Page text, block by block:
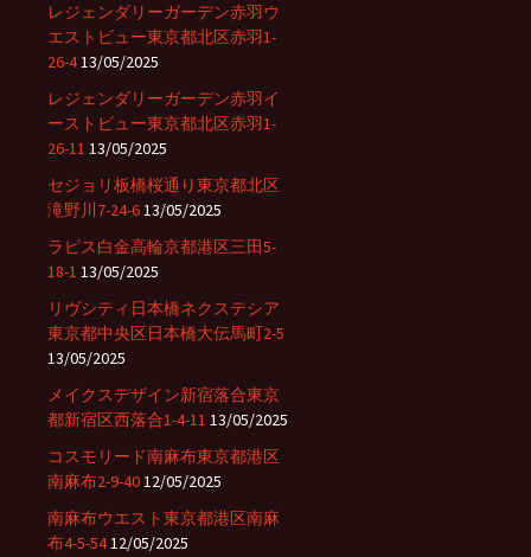
レジェンダリーガーデン赤羽ウ
エストビュー東京都北区赤羽1-
26-413/05/2025
レジェンダリーガーデン赤羽イ
ーストビュー東京都北区赤羽1-
26-11 13/05/2025
セジョリ板橋桜通り東京都北区
滝野川7-24-613/05/2025
ラピス白金高輪京都港区三田5-
18-1 13/05/2025
リヴシティ日本橋ネクステシア
東京都中央区日本橋大伝馬町2-5
13/05/2025
メイクスデザイン新宿落合東京
都新宿区西落合1-4-11 13/05/2025
コスモリード南麻布東京都港区
南麻布2-9-4012/05/2025
南麻布ウエスト東京都港区南麻
布4-5-5412/05/2025